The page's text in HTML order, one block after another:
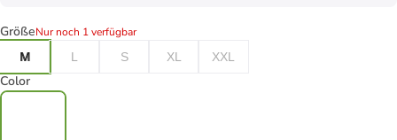
GrößeNur noch 1 verfügbar
M
L S XL XXL
Color